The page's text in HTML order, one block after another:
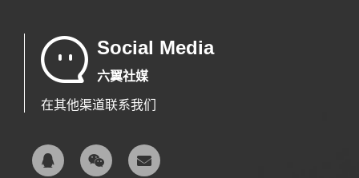
Social Media
六翼社媒
在其他渠道联系我们